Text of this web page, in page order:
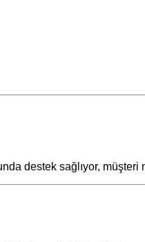
destek sağlıyor,